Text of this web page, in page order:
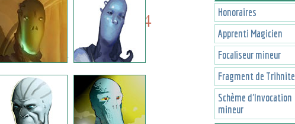
Honoraires
Apprenti Magicien
Focaliseur mineur
Fragment de Trihnite
Schème d'Invocation
mineur
1
4